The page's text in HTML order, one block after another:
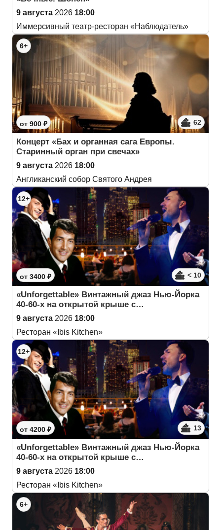
9 августа 2026 18:00
Иммерсивный театр-ресторан «Наблюдатель»
6+
от 900 ₽ 62
Концерт «Бах и органная сага Европы.
Старинный орган при свечах»
9 августа 2026 18:00
Англиканский собор Святого Андрея
12+
от 3400 ₽ < 10
«Unforgettable» Винтажный джаз Нью-Йорка
40-60-х на открытой крыше с…
9 августа 2026 18:00
Ресторан «Ibis Kitchen»
12+
от 4200 ₽ 13
«Unforgettable» Винтажный джаз Нью-Йорка
40-60-х на открытой крыше с…
9 августа 2026 18:00
Ресторан «Ibis Kitchen»
6+